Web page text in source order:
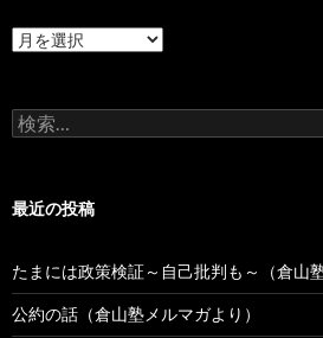
過
去
稿
検
索:
最近の投稿
たまには政策検証～自己批判も～（倉山
公約の話（倉山塾メルマガより）